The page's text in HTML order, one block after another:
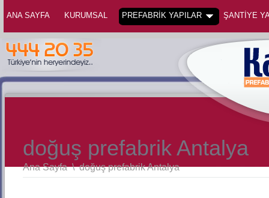
ANA SAYFA KURUMSAL PREFABRİK YAPILAR ŞANTİYE
doğuş prefabrik Antalya
Ana Sayfa \doğuş prefabrik Antalya